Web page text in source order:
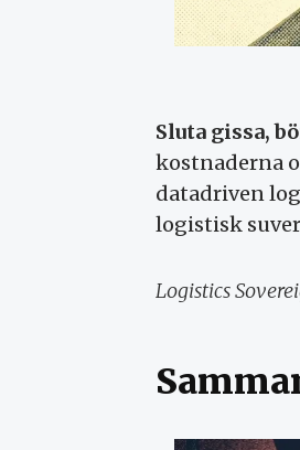
Sluta gissa,
kostnaderna
datadriven
logistisk
Logistics